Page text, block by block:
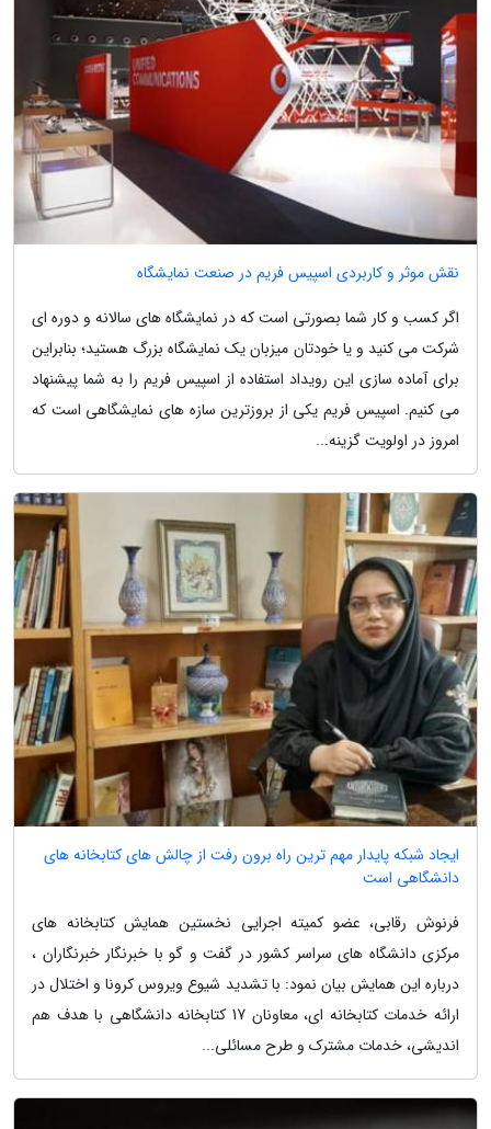
نقش موثر و کاربردی اسپیس فریم در صنعت نمایشگاه
اگر کسب و کار شما بصورتی است که در نمایشگاه های سالانه و دوره ای
شرکت می کنید و یا خودتان میزبان یک نمایشگاه بزرگ هستید؛ بنابراین
برای آماده سازی این رویداد استفاده از اسپیس فریم را به شما پیشنهاد
می کنیم. اسپیس فریم یکی از بروزترین سازه های نمایشگاهی است که
امروز در اولویت گزینه...
ایجاد شبکه پایدار مهم ترین راه برون رفت از چالش های کتابخانه های
دانشگاهی است
فرنوش رقابی، عضو کمیته اجرایی نخستین همایش کتابخانه های
مرکزی دانشگاه های سراسر کشور در گفت و گو با خبرنگار خبرنگاران ،
درباره این همایش بیان نمود: با تشدید شیوع ویروس کرونا و اختلال در
ارائه خدمات کتابخانه ای، معاونان 17 کتابخانه دانشگاهی با هدف هم
اندیشی، خدمات مشترک و طرح مسائلی...